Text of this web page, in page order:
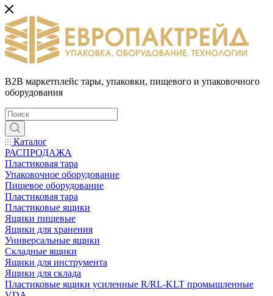
B2B маркетплейс тары, упаковки, пищевого и упаковочного
оборудования
Каталог
РАСПРОДАЖА
Пластиковая тара
Упаковочное оборудование
Пищевое оборудование
Пластиковая тара
Пластиковые ящики
Ящики пищевые
Ящики для хранения
Универсальные ящики
Складные ящики
Ящики для инструмента
Ящики для склада
Пластиковые ящики усиленные R/RL-KLT промышленные